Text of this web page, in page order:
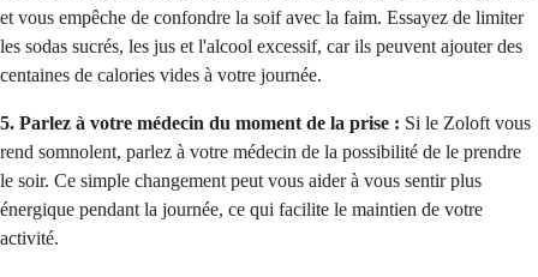
et vous empêche de confondre la soif avec la faim. Essayez de limiter
les sodas sucrés, les jus et l'alcool excessif, car ils peuvent ajouter des
centaines de calories vides à votre journée.
5. Parlez à votre médecin du moment de la prise : Si le Zoloft vous
rend somnolent, parlez à votre médecin de la possibilité de le prendre
le soir. Ce simple changement peut vous aider à vous sentir plus
énergique pendant la journée, ce qui facilite le maintien de votre
activité.